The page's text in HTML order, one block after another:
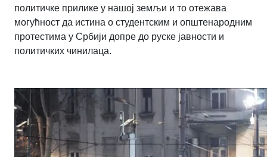
политичке прилике у нашој земљи и то отежава
могућност да истина о студентским и општенародним
протестима у Србији допре до руске јавности и
политичких чинилаца.